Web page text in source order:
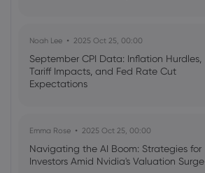
Noah Lee 2025 Oct 25, 00:00
September CPI Data: Inflation Hurdles,
Tariff Impacts, and Fed Rate Cut
Expectations
Emma Rose 2025 Oct 25, 00:00
Navigating the AI Boom: Strategies for
Investors Amid Nvidia's Valuation Surge